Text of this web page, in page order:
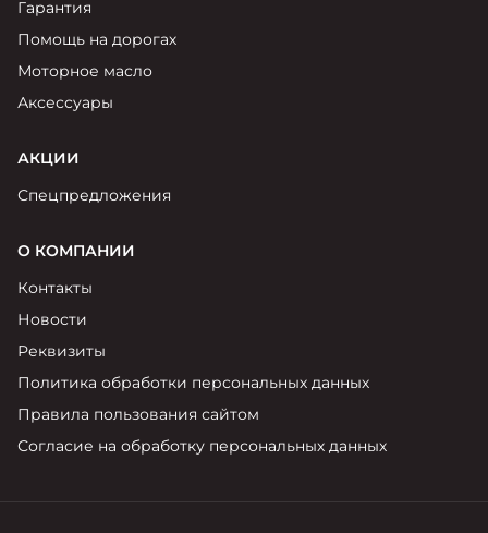
Гарантия
Помощь на дорогах
Моторное масло
Аксессуары
АКЦИИ
Спецпредложения
О КОМПАНИИ
Контакты
Новости
Реквизиты
Политика обработки персональных данных
Правила пользования сайтом
Согласие на обработку персональных данных